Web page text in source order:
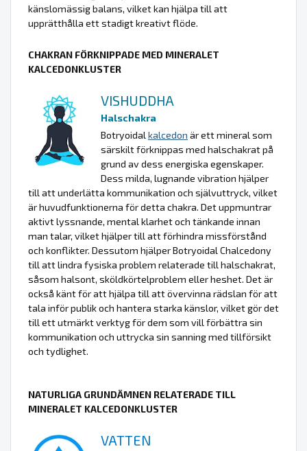
känslomässig balans, vilket kan hjälpa till att
upprätthålla ett stadigt kreativt flöde.
CHAKRAN FÖRKNIPPADE MED MINERALET
KALCEDONKLUSTER
VISHUDDHA
Halschakra
Botryoidalkalcedon är ett mineral som
särskilt förknippas med halschakrat på
grund av dess energiska egenskaper.
Dess milda, lugnande vibration hjälper
till att underlätta kommunikation och självuttryck, vilket
är huvudfunktionerna för detta chakra. Det uppmuntrar
aktivt lyssnande, mental klarhet och tänkande innan
man talar, vilket hjälper till att förhindra missförstånd
och konflikter. Dessutom hjälper Botryoidal Chalcedony
till att lindra fysiska problem relaterade till halschakrat,
såsom halsont, sköldkörtelproblem eller heshet. Det är
också känt för att hjälpa till att övervinna rädslan för att
tala inför publik och hantera starka känslor, vilket gör det
till ett utmärkt verktyg för dem som vill förbättra sin
kommunikation och uttrycka sin sanning med tillförsikt
och tydlighet.
NATURLIGA GRUNDÄMNEN RELATERADE TILL
MINERALET KALCEDONKLUSTER
VATTEN